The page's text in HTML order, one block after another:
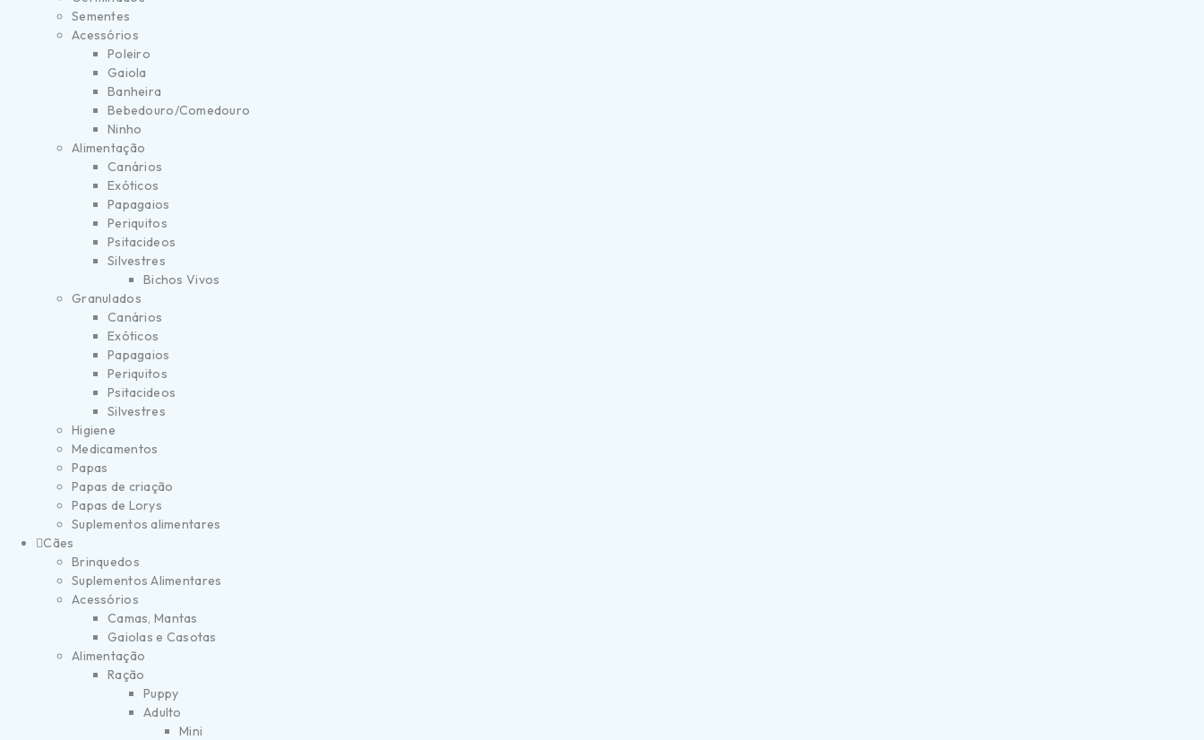
Sementes
Acessórios
Poleiro
Gaiola
Banheira
Bebedouro/Comedouro
Ninho
Alimentação
Canários
Exóticos
Papagaios
Periquitos
Psitacideos
Silvestres
Bichos Vivos
Granulados
Canários
Exóticos
Papagaios
Periquitos
Psitacideos
Silvestres
Higiene
Medicamentos
Papas
Papas de criação
Papas de Lorys
Suplementos alimentares
Cães
Brinquedos
Suplementos Alimentares
Acessórios
Camas, Mantas
Gaiolas e Casotas
Alimentação
Ração
Puppy
Adulto
Mini